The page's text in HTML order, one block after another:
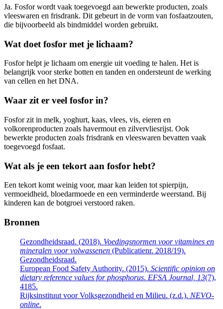
Ja. Fosfor wordt vaak toegevoegd aan bewerkte producten, zoals
vleeswaren en frisdrank. Dit gebeurt in de vorm van fosfaatzouten,
die bijvoorbeeld als bindmiddel worden gebruikt.
Wat doet fosfor met je lichaam?
Fosfor helpt je lichaam om energie uit voeding te halen. Het is
belangrijk voor sterke botten en tanden en ondersteunt de werking
van cellen en het DNA.
Waar zit er veel fosfor in?
Fosfor zit in melk, yoghurt, kaas, vlees, vis, eieren en
volkorenproducten zoals havermout en zilvervliesrijst. Ook
bewerkte producten zoals frisdrank en vleeswaren bevatten vaak
toegevoegd fosfaat.
Wat als je een tekort aan fosfor hebt?
Een tekort komt weinig voor, maar kan leiden tot spierpijn,
vermoeidheid, bloedarmoede en een verminderde weerstand. Bij
kinderen kan de botgroei verstoord raken.
Bronnen
Gezondheidsraad. (2018). Voedingsnormen voor vitamines en
mineralen voor volwassenen (Publicatienr. 2018/19).
Gezondheidsraad.
European Food Safety Authority. (2015). Scientific opinion on
dietary reference values for phosphorus. EFSA Journal, 13(7),
4185.
Rijksinstituut voor Volksgezondheid en Milieu. (z.d.). NEVO-
online.